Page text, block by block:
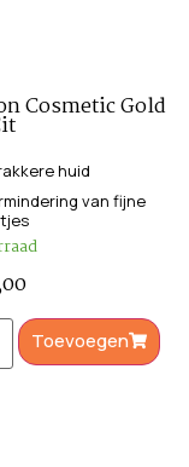
Cosmetic Gold
huid
van fijne
Toevoegen